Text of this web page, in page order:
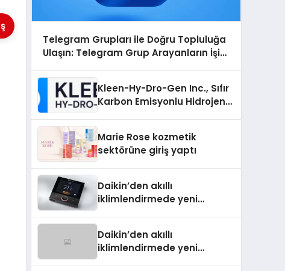
Telegram Grupları ile Doğru Topluluğa
Ulaşın: Telegram Grup Arayanların İşini
Kleen-Hy-Dro-Gen Inc., Sıfır
Karbon Emisyonlu Hidrojen
Aldı
Marie Rose kozmetik
sektörüne giriş yaptı
Daikin’den akıllı
iklimlendirmede yeni
Daikin’den akıllı
iklimlendirmede yeni